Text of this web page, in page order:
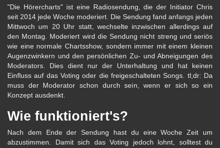
"Die Hörercharts" ist eine Radiosendung, die der Initiator Chris
seit 2014 jede Woche moderiert. Die Sendung fand anfangs jeden
Mittwoch um 20 Uhr statt, wechselte inzwischen allerdings auf
den Montag. Moderiert wird die Sendung nicht streng und seriös
wie eine normale Chartsshow, sondern immer mit einem kleinen
Augenzwinkern und den persönlichen Zu- und Abneigungen des
Moderators. Dies dient nur der Unterhaltung und hat keinen
Einfluss auf das Voting oder die freigeschalteten Songs. tl;dr: Da
muss der Moderator schon durch sein, wenn er sich so ein
Konzept ausdenkt.
Wie funktioniert's?
Nach dem Ende der Sendung hast du eine Woche Zeit um
abzustimmen. Damit sich das Voting jedoch lohnt, solltest du